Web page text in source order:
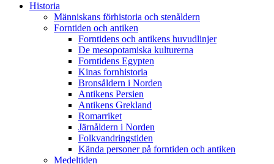
Historia
Människans förhistoria och stenåldern
Forntiden och antiken
Forntidens och antikens huvudlinjer
De mesopotamiska kulturerna
Forntidens Egypten
Kinas fornhistoria
Bronsåldern i Norden
Antikens Persien
Antikens Grekland
Romarriket
Järnåldern i Norden
Folkvandringstiden
Kända personer på forntiden och antiken
Medeltiden